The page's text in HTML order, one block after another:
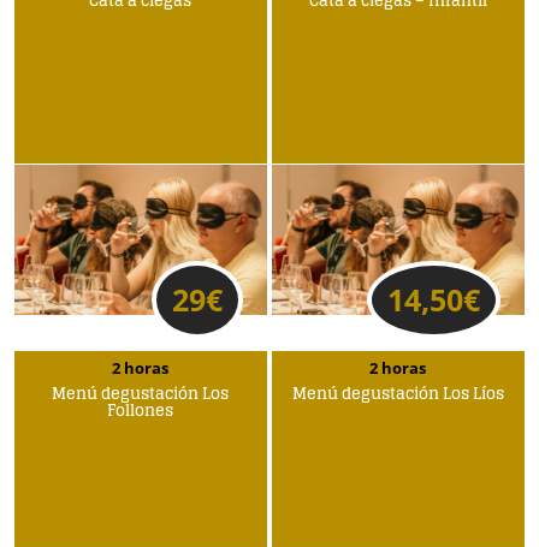
29€ 14,50€
2 horas
Menú degustación Los
Follones
2 horas
Menú degustación Los Líos